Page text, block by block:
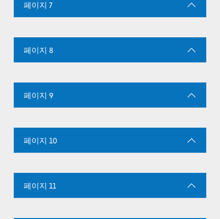
페이지 7
페이지 8
페이지 9
페이지 10
페이지 11